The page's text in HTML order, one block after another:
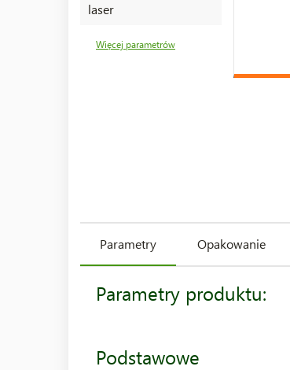
laser
Więcej parametrów
Parametry Opakowanie
Parametry produktu:
Podstawowe